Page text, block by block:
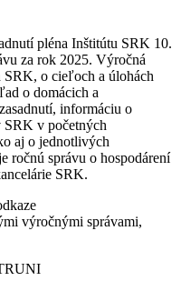
pléna Inštitútu SRK 10.
za rok 2025. Výročná
SRK, o cieľoch a úlohách
o domácich a
informáciu o
SRK v početných
aj o jednotlivých
ročnú správu o hospodárení
SRK.
výročnými správami,